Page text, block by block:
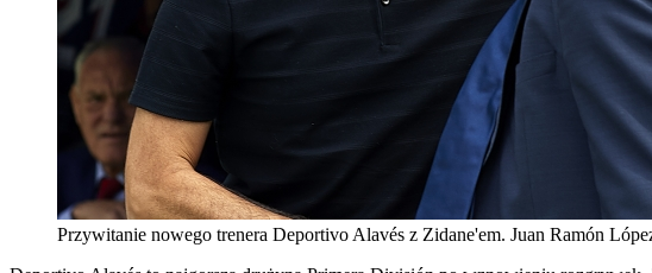
Przywitanie nowego trenera Deportivo Alavés z Zidane'em. Juan Ramón